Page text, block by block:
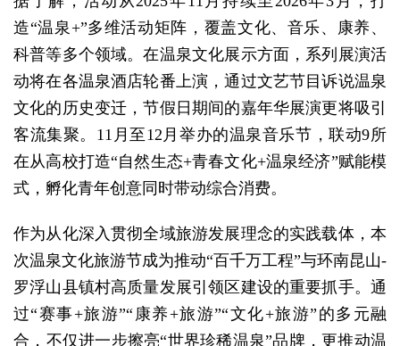
造“温泉+”多维活动矩阵，覆盖文化、音乐、康养、
科普等多个领域。在温泉文化展示方面，系列展演活
动将在各温泉酒店轮番上演，通过文艺节目诉说温泉
文化的历史变迁，节假日期间的嘉年华展演更将吸引
客流集聚。11月至12月举办的温泉音乐节，联动9所
在从高校打造“自然生态+青春文化+温泉经济”赋能模
式，孵化青年创意同时带动综合消费。
作为从化深入贯彻全域旅游发展理念的实践载体，本
次温泉文化旅游节成为推动“百千万工程”与环南昆山-
罗浮山县镇村高质量发展引领区建设的重要抓手。通
过“赛事+旅游”“康养+旅游”“文化+旅游”的多元融
合，不仅进一步擦亮“世界珍稀温泉”品牌，更推动温